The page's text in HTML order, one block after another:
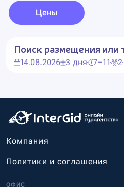
Цены
Поиск размещения или
14.08.2026 3 дня 7–11 2
Компания
ОФИС
Политики и соглашения